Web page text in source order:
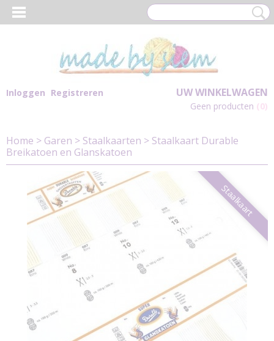
Inloggen Registreren UW WINKELWAGEN
Geen producten (0)
Home > Garen > Staalkaarten > Staalkaart Durable
Breikatoen en Glanskatoen
Staalkaart